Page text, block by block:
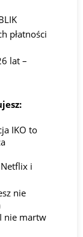
płatności
lat –
IKO to
i
nie
nie martw